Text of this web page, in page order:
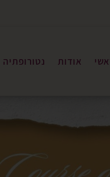
אודות נטורופתיה